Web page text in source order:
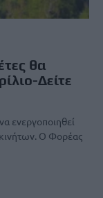
θα
Δείτε
ενεργοποιηθεί
Ο Φορέας